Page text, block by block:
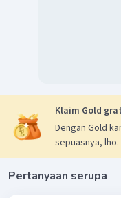
Klaim Gold
Dengan Gold
sepuasnya, lho.
Pertanyaan serupa